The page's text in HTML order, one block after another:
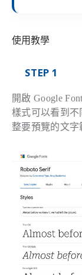
使用教學
STEP 1
開啟 Google
樣式可以看到不
整要預覽的文字